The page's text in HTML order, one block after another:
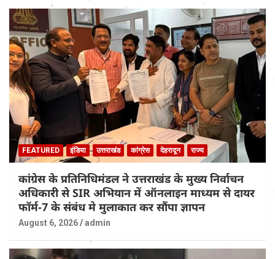
FEATURED इंडिया उत्तराखंड कांग्रेस देहरादून राज्य
कांग्रेस के प्रतिनिधिमंडल ने उत्तराखंड के मुख्य निर्वाचन
अधिकारी से SIR अभियान में ऑनलाइन माध्यम से दायर
फॉर्म-7 के संबंध मे मुलाकात कर सौंपा ज्ञापन
August 6, 2026 admin